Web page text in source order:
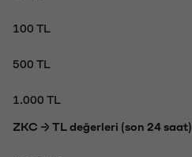
100 TL
500 TL
1.000 TL
ZKC → TL değerleri (son 24 saat)